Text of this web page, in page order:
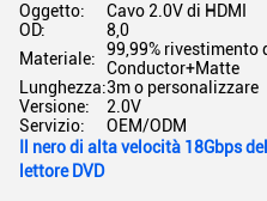
Oggetto:
Cavo 2.0V di HDMI
OD:
8,0
Materiale:
99,99% rivestimento
Conductor+Matte
Lunghezza:3m o personalizzare
Versione:
2.0V
Servizio:
OEM/ODM
Il nero di alta velocità 18Gbps
lettore DVD